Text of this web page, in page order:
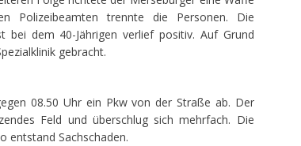
Polizeibeamten trennte die Personen. Die
bei dem 40-Jährigen verlief positiv. Auf Grund
gebracht.
08.50 Uhr ein Pkw von der Straße ab. Der
Feld und überschlug sich mehrfach. Die
entstand Sachschaden.